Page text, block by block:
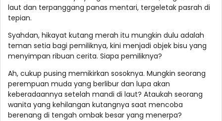
laut dan terpanggang panas mentari, tergeletak pasrah di
tepian.
Syahdan, hikayat kutang merah itu mungkin dulu adalah
teman setia bagi pemiliknya, kini menjadi objek bisu yang
menyimpan ribuan cerita. Siapa pemiliknya?
Ah, cukup pusing memikirkan sosoknya. Mungkin seorang
perempuan muda yang berlibur dan lupa akan
keberadaannya setelah mandi di laut? Ataukah seorang
wanita yang kehilangan kutangnya saat mencoba
berenang di tengah ombak besar yang menerpa?